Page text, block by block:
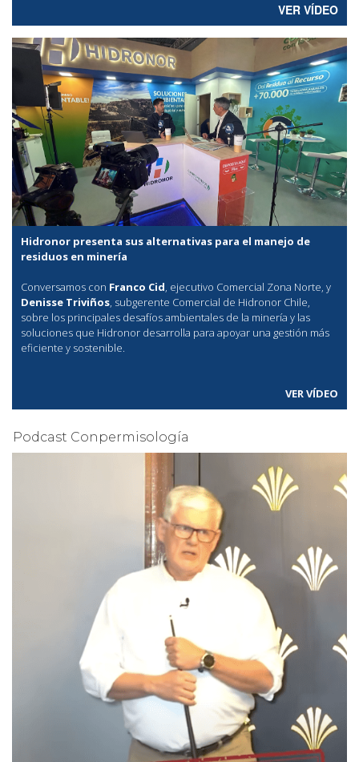
VER VÍDEO
Hidronor presenta sus alternativas para el manejo de
residuos en minería
Conversamos con Franco Cid , ejecutivo Comercial Zona Norte, y
Denisse Triviños , subgerente Comercial de Hidronor Chile,
sobre los principales desafíos ambientales de la minería y las
soluciones que Hidronor desarrolla para apoyar una gestión más
eficiente y sostenible.
VER VÍDEO
Podcast Conpermisología